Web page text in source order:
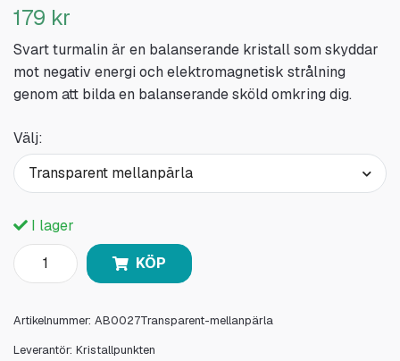
179 kr
Svart turmalin är en balanserande kristall som skyddar
mot negativ energi och elektromagnetisk strålning
genom att bilda en balanserande sköld omkring dig.
Välj:
Transparent mellanpärla
I lager
KÖP
Artikelnummer: AB0027Transparent-mellanpärla
Leverantör: Kristallpunkten